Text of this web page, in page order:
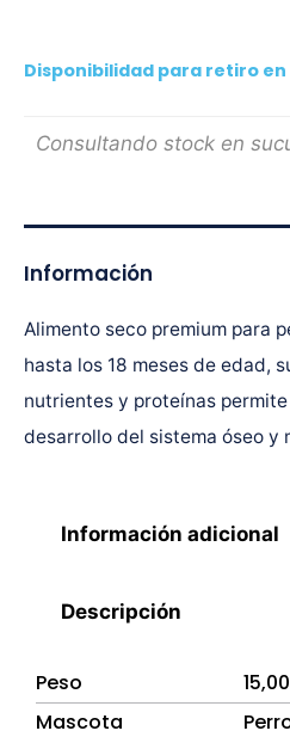
Disponibilidad para retiro
Consultando stock en
Información
Alimento seco premium para
hasta los 18 meses de edad,
nutrientes y proteínas
desarrollo del sistema óseo y
Información adicional
Descripción
Peso
Mascota